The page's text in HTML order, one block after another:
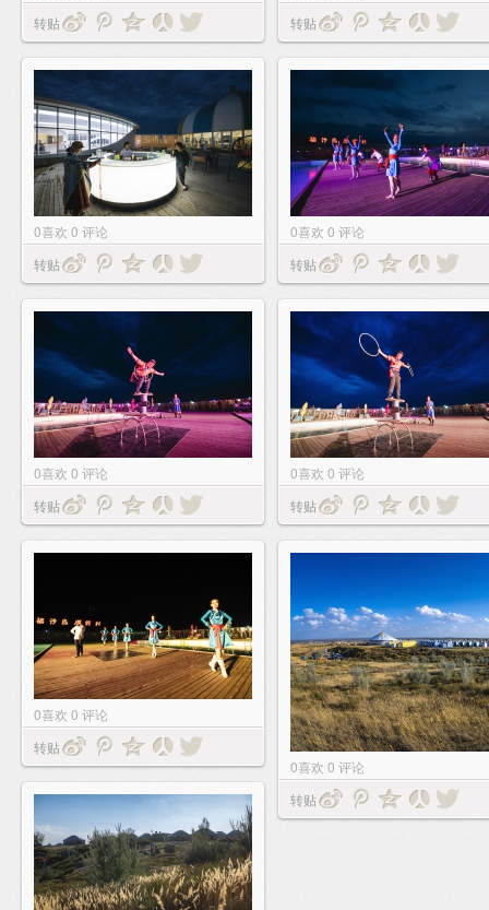
转贴
转贴
0喜欢 0 评论
转贴
0喜欢 0 评论
转贴
0喜欢 0 评论
转贴
0喜欢 0 评论
转贴
0喜欢 0 评论
转贴
0喜欢 0 评论
转贴